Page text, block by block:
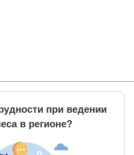
при ведении
в регионе?